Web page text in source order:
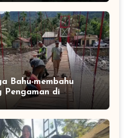
Bahu-membahu
Pengaman di
Betung Ateuh
Siap Digunakan